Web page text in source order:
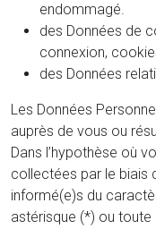
endommagé.
des Données de
connexion,
des Données
Les Données
auprès de vous ou
Dans l’hypothèse où
collectées par le biais
informé(e)s du
astérisque (*) ou